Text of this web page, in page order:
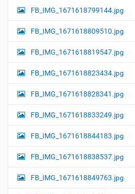
FB_IMG_1671618799144.jpg
FB_IMG_1671618809510.jpg
FB_IMG_1671618819547.jpg
FB_IMG_1671618823434.jpg
FB_IMG_1671618828341.jpg
FB_IMG_1671618833249.jpg
FB_IMG_1671618844183.jpg
FB_IMG_1671618838537.jpg
FB_IMG_1671618849763.jpg